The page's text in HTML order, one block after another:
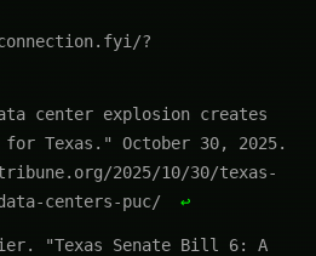
?
center explosion creates
for Texas." October 30, 2025.
2025/10/30/texas-
centers-puc/
↩
"Texas Senate Bill 6: A